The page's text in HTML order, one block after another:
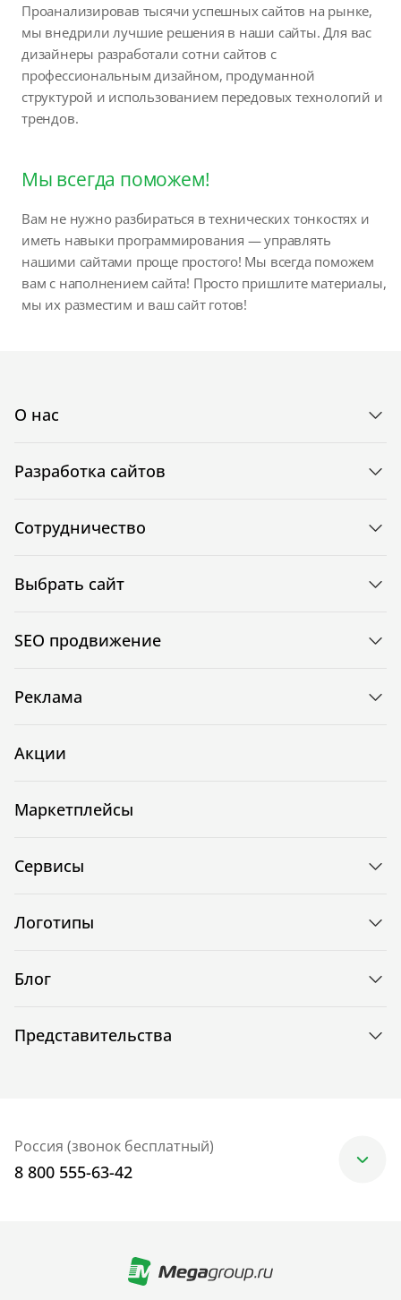
Проанализировав тысячи успешных сайтов на рынке,
мы внедрили лучшие решения в наши сайты. Для вас
дизайнеры разработали сотни сайтов с
профессиональным дизайном, продуманной
структурой и использованием передовых технологий и
трендов.
Мы всегда поможем!
Вам не нужно разбираться в технических тонкостях и
иметь навыки программирования — управлять
нашими сайтами проще простого! Мы всегда поможем
вам с наполнением сайта! Просто пришлите материалы,
мы их разместим и ваш сайт готов!
О нас
Разработка сайтов
Сотрудничество
Выбрать сайт
SEO продвижение
Реклама
Акции
Маркетплейсы
Сервисы
Логотипы
Блог
Представительства
Россия (звонок бесплатный)
8 800 555-63-42
+7 (499) 705-30-10